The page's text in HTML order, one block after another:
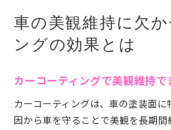
車の美観維持に欠
ングの効果とは
カーコーティングで美観維持で
カーコーティングは、車の塗装面
因から車を守ることで美観を長期